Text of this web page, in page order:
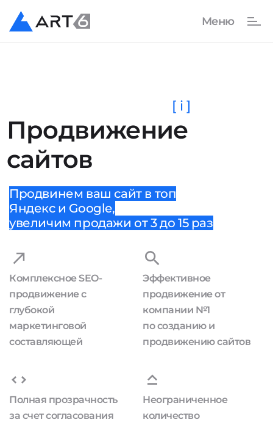
Продвижение
сайтов
[ i ]
Продвинем ваш сайт в топ
Яндекс и Google,
увеличим продажи от 3 до 15 раз
Комплексное SEO-
продвижение с
глубокой
маркетинговой
составляющей
Эффективное
продвижение от
компании №1
по созданию и
продвижению сайтов
Полная прозрачность
за счет согласования
Неограниченное
количество